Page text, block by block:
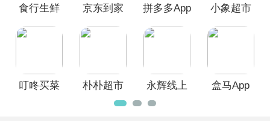
食行生鲜
京东到家
拼多多App 小象超市
叮咚买菜
朴朴超市
永辉线上
超市App
盒马App